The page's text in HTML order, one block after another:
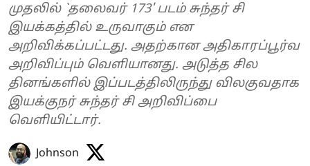
முதலில் `தலைவர் 173' படம் சுந்தர் சி
இயக்கத்தில் உருவாகும் என
அறிவிக்கப்பட்டது. அதற்கான அதிகாரப்பூர்வ
அறிவிப்பும் வெளியானது. அடுத்த சில
தினங்களில் இப்படத்திலிருந்து விலகுவதாக
இயக்குநர் சுந்தர் சி அறிவிப்பை
வெளியிட்டார்.
Johnson